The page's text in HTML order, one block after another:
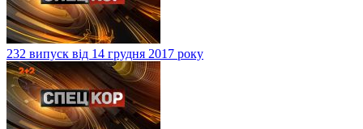
232 випуск від 14 грудня 2017 року